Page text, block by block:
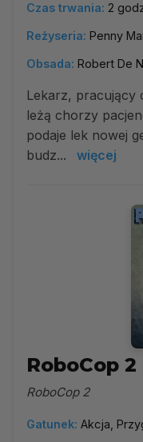
Czas trwania: 2
Reżyseria: Penny
Obsada: Robert De
Lekarz, pracujący
leżą chorzy
podaje lek nowej
budz...
więcej
RoboCop 2
RoboCop 2
Gatunek: Akcja,